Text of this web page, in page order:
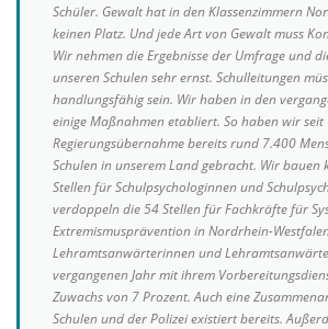
Schüler. Gewalt hat in den Klassenzimmern
keinen Platz. Und jede Art von Gewalt muss
Wir nehmen die Ergebnisse der Umfrage und
unseren Schulen sehr ernst. Schulleitungen
handlungsfähig sein. Wir haben in den
einige Maßnahmen etabliert. So haben wir seit
Regierungsübernahme bereits rund 7.400
Schulen in unserem Land gebracht. Wir
Stellen für Schulpsychologinnen und
verdoppeln die 54 Stellen für Fachkräfte für
Extremismusprävention in Nordrhein-
Lehramtsanwärterinnen und
vergangenen Jahr mit ihrem
Zuwachs von 7 Prozent. Auch eine
Schulen und der Polizei existiert bereits.